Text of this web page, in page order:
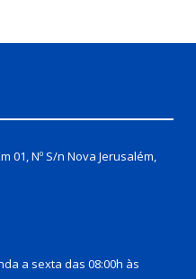
01, Nº S/n Nova Jerusalém,
a sexta das 08:00h às